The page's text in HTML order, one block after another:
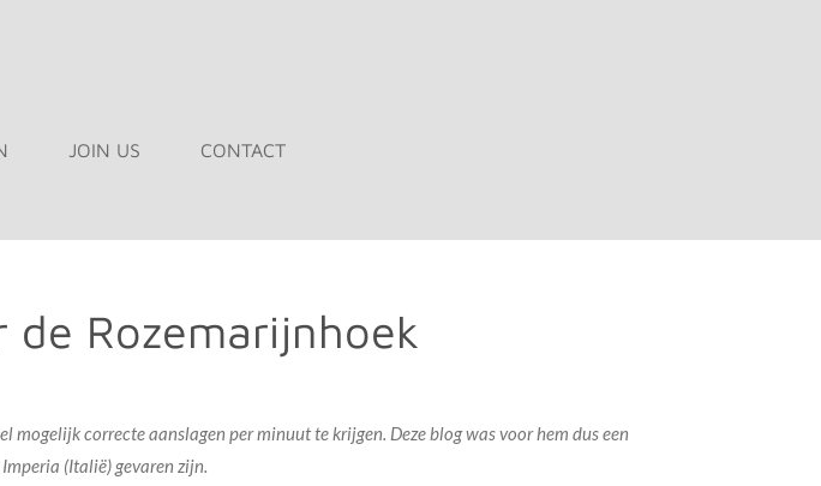
JOIN US CONTACT
de Rozemarijnhoek
correcte aanslagen per minuut te krijgen. Deze blog was voor hem dus een
(Italië) gevaren zijn.